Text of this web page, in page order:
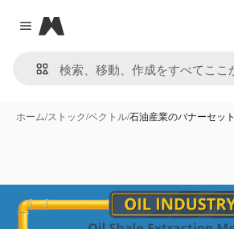
Close menu
Magnific
ホーム/ストック/ベクトル/石油産業のバナーセット